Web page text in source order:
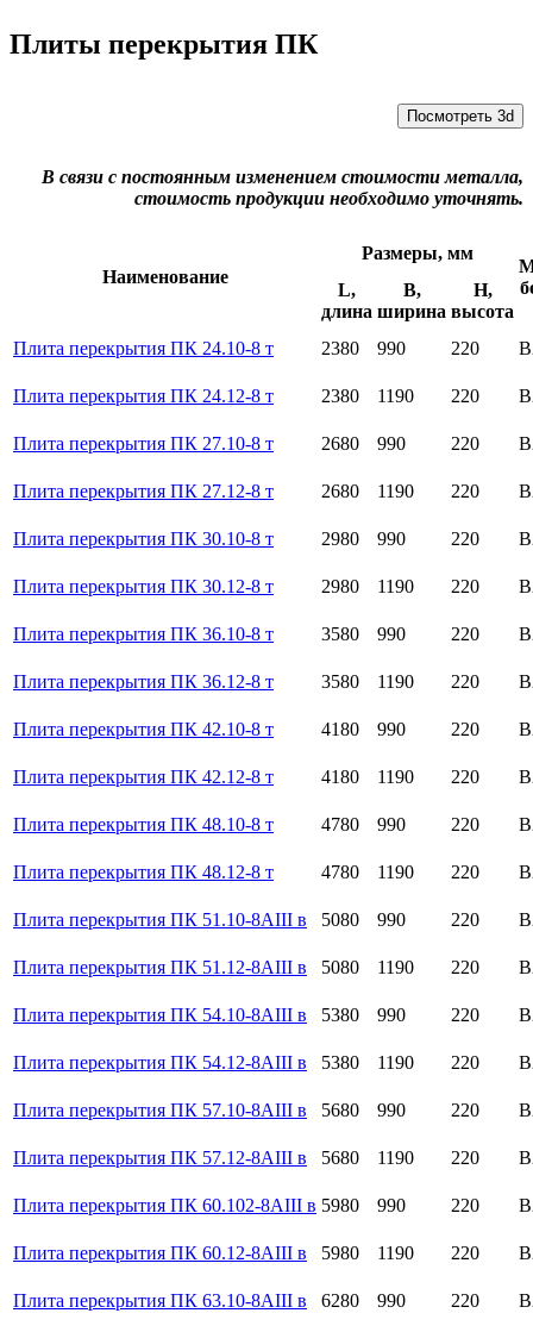
Плиты перекрытия ПК
Посмотреть 3d
В связи с постоянным изменением стоимости металла,
стоимость продукции необходимо уточнять.
Наименование
Размеры, мм
L,
длина
B,
ширина
H,
высота
Плита перекрытия ПК 24.10-8 т
2380 990 220
Плита перекрытия ПК 24.12-8 т 2380 1190 220
Плита перекрытия ПК 27.10-8 т 2680 990 220
Плита перекрытия ПК 27.12-8 т 2680 1190 220
Плита перекрытия ПК 30.10-8 т 2980 990 220
Плита перекрытия ПК 30.12-8 т 2980 1190 220
Плита перекрытия ПК 36.10-8 т 3580 990 220
Плита перекрытия ПК 36.12-8 т 3580 1190 220
Плита перекрытия ПК 42.10-8 т 4180 990 220
Плита перекрытия ПК 42.12-8 т 4180 1190 220
Плита перекрытия ПК 48.10-8 т 4780 990 220
Плита перекрытия ПК 48.12-8 т 4780 1190 220
Плита перекрытия ПК 51.10-8AIII в 5080 990 220
Плита перекрытия ПК 51.12-8AIII в 5080 1190 220
Плита перекрытия ПК 54.10-8AIII в 5380 990 220
Плита перекрытия ПК 54.12-8AIII в 5380 1190 220
Плита перекрытия ПК 57.10-8AIII в 5680 990 220
Плита перекрытия ПК 57.12-8AIII в 5680 1190 220
Плита перекрытия ПК 60.102-8AIII в 5980 990 220
Плита перекрытия ПК 60.12-8AIII в 5980 1190 220
Плита перекрытия ПК 63.10-8AIII в 6280 990 220